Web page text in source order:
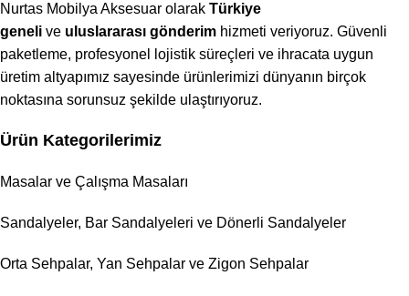
Nurtas Mobilya Aksesuar olarak Türkiye
geneli ve uluslararası gönderim hizmeti veriyoruz. Güvenli
paketleme, profesyonel lojistik süreçleri ve ihracata uygun
üretim altyapımız sayesinde ürünlerimizi dünyanın birçok
noktasına sorunsuz şekilde ulaştırıyoruz.
Ürün Kategorilerimiz
Masalar ve Çalışma Masaları
Sandalyeler, Bar Sandalyeleri ve Dönerli Sandalyeler
Orta Sehpalar, Yan Sehpalar ve Zigon Sehpalar